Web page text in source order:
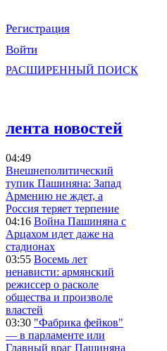
Регистрация
Войти
РАСШИРЕННЫЙ ПОИСК
лента новостей
04:49
Внешнеполитический
тупик Пашиняна: Запад
Армению не ждет, а
Россия теряет терпение
04:16 Война Пашиняна с
Арцахом идет даже на
стадионах
03:55 Восемь лет
ненависти: армянский
режиссер о расколе
общества и произволе
властей
03:30 "Фабрика фейков"
— в парламенте или
Главный враг Пашиняна